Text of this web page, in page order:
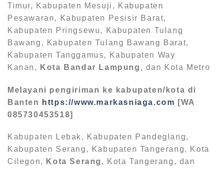
Timur, Kabupaten Mesuji, Kabupaten
Pesawaran, Kabupaten Pesisir Barat,
Kabupaten Pringsewu, Kabupaten Tulang
Bawang, Kabupaten Tulang Bawang Barat,
Kabupaten Tanggamus, Kabupaten Way
Kanan,
Kota Bandar Lampung , dan Kota Metro
Melayani pengiriman ke kabupaten/kota di
Banten
https://www.markasniaga.com [WA
085730453518]
Kabupaten Lebak, Kabupaten Pandeglang,
Kabupaten Serang, Kabupaten Tangerang, Kota
Cilegon,
Kota Serang , Kota Tangerang, dan